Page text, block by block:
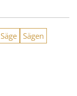
Säge Sägen